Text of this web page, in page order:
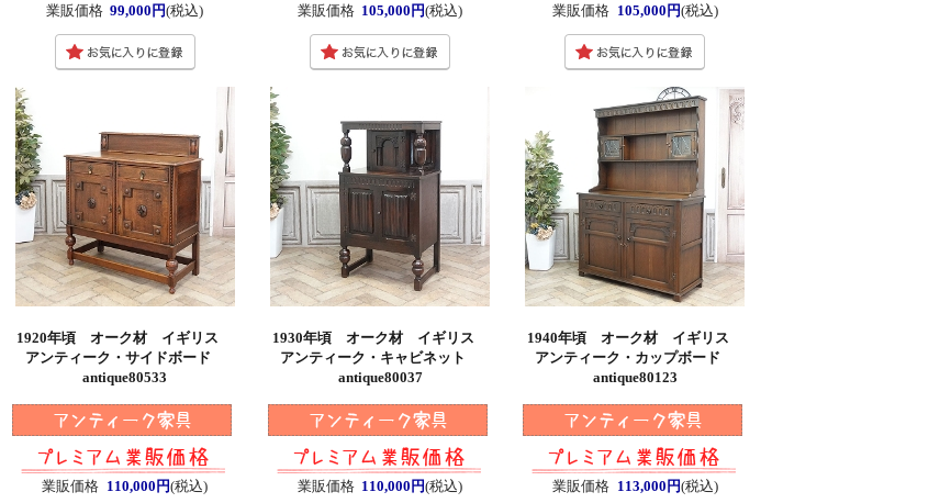
業販価格 99,000円(税込) 業販価格 105,000円(税込) 業販価格 105,000円(税込)
1920年頃 オーク材 イギリス
アンティーク・サイドボード
antique80533
業販価格 110,000円(税込)
1930年頃 オーク材 イギリス
アンティーク・キャビネット
antique80037
業販価格 110,000円(税込)
1940年頃 オーク材 イギリス
アンティーク・カップボード
antique80123
業販価格 113,000円(税込)